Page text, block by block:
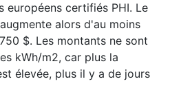
certifiés PHI. Le
alors d'au moins
$. Les montants ne sont
kWh/m2, car plus la
élevée, plus il y a de jours